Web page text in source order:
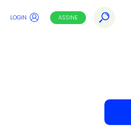
LOGIN ASSINE